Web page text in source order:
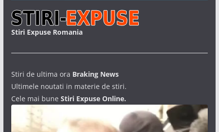
Stiri Expuse Romania
Stiri de ultima ora Braking News
Ultimele noutati in materie de stiri.
Cele mai bune Stiri Expuse Online.